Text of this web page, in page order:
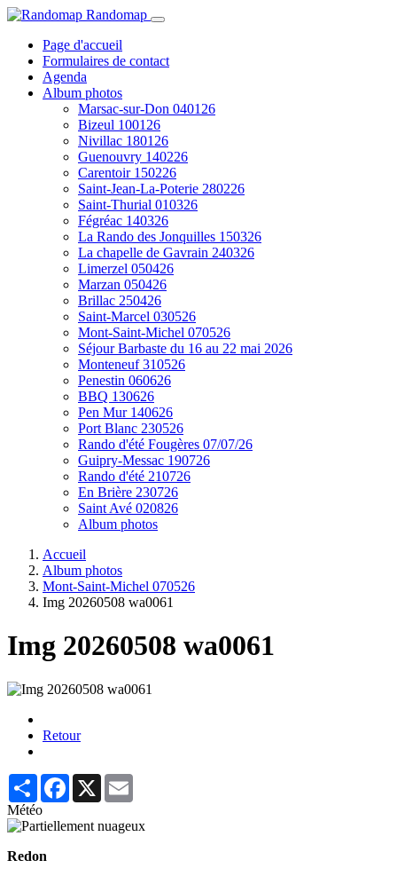
Randomap
Page d'accueil
Formulaires de contact
Agenda
Album photos
Marsac-sur-Don 040126
Bizeul 100126
Nivillac 180126
Guenouvry 140226
Carentoir 150226
Saint-Jean-La-Poterie 280226
Saint-Thurial 010326
Fégréac 140326
La Rando des Jonquilles 150326
La chapelle de Gavrain 240326
Limerzel 050426
Marzan 050426
Brillac 250426
Saint-Marcel 030526
Mont-Saint-Michel 070526
Séjour Barbaste du 16 au 22 mai 2026
Monteneuf 310526
Penestin 060626
BBQ 130626
Pen Mur 140626
Port Blanc 230526
Rando d'été Fougères 07/07/26
Guipry-Messac 190726
Rando d'été 210726
En Brière 230726
Saint Avé 020826
Album photos
Accueil
Album photos
Mont-Saint-Michel 070526
Img 20260508 wa0061
Img 20260508 wa0061
Retour
PartagerFacebook
X
Météo
Redon